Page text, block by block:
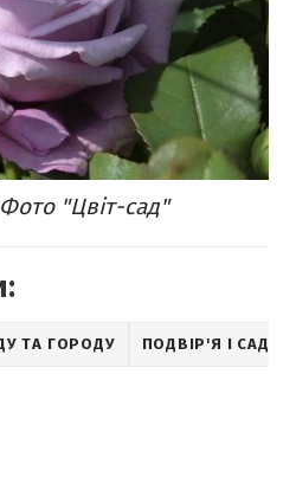
"Цвіт-сад"
ТА ГОРОДУ ПОДВІР'Я І САД